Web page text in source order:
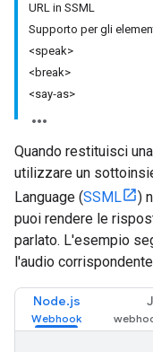
URL in SSML
Supporto per gli
<speak>
<break>
<say‑as>
Quando restituisci
utilizzare un
Language (SSML
)
puoi rendere le
parlato. L'esempio
l'audio
Node.js